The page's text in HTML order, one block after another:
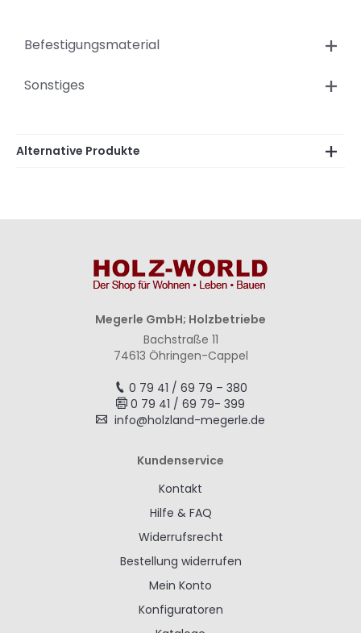
Befestigungsmaterial
Sonstiges
Alternative Produkte
Megerle GmbH; Holzbetriebe
Bachstraße 11
74613 Öhringen-Cappel
0 79 41 / 69 79 – 380
0 79 41 / 69 79- 399
info@holzland-megerle.de
Kundenservice
Kontakt
Hilfe & FAQ
Widerrufsrecht
Bestellung widerrufen
Mein Konto
Konfiguratoren